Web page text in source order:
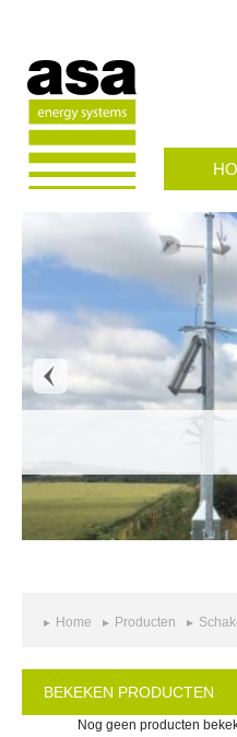
Home Producten
BEKEKEN PRODUCTEN
Nog geen producten